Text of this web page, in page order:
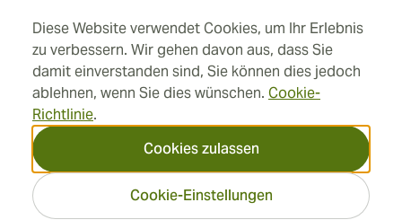
Diese Website verwendet Cookies, um Ihr Erlebnis
zu verbessern. Wir gehen davon aus, dass Sie
damit einverstanden sind, Sie können dies jedoch
ablehnen, wenn Sie dies wünschen. Cookie-
Richtlinie.
Cookies zulassen
Cookie-Einstellungen
Adresse
Informationen
info@swisscubancigars.com